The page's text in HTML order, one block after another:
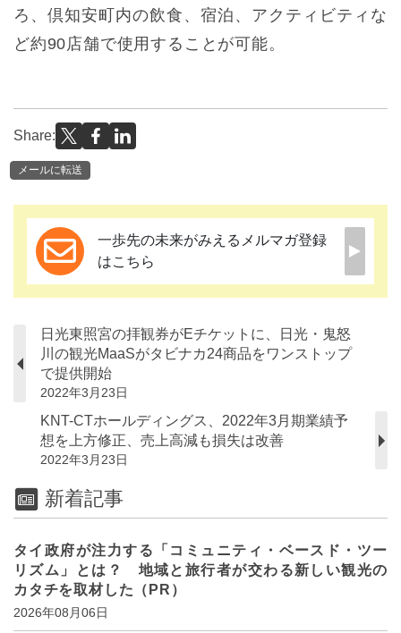
ろ、倶知安町内の飲食、宿泊、アクティビティな
ど約90店舗で使用することが可能。
Share:
メールに転送
一歩先の未来がみえるメルマガ登録
はこちら
日光東照宮の拝観券がEチケットに、日光・鬼怒
川の観光MaaSがタビナカ24商品をワンストップ
で提供開始
2022年3月23日
KNT-CTホールディングス、2022年3月期業績予
想を上方修正、売上高減も損失は改善
2022年3月23日
新着記事
タイ政府が注力する「コミュニティ・ベースド・ツー
リズム」とは？ 地域と旅行者が交わる新しい観光の
カタチを取材した（PR）
2026年08月06日